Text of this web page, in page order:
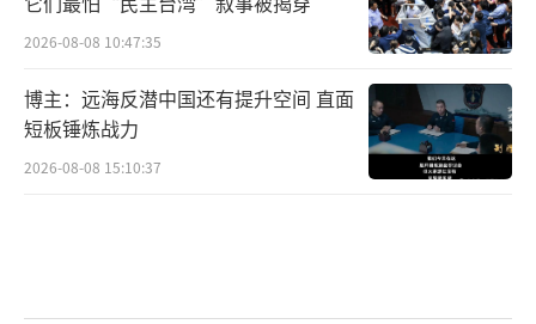
2026-08-08 10:47:35
博主：远海反潜中国还有提升空间 直面
短板锤炼战力
2026-08-08 15:10:37